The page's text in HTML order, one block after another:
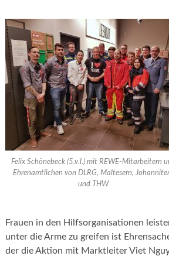
Felix Schönebeck (5.v.l.) mit REWE-Mitarbeitern
Ehrenamtlichen von DLRG, Maltesern,
und THW
Frauen in den Hilfsorganisationen
unter die Arme zu greifen ist
der die Aktion mit Marktleiter Viet